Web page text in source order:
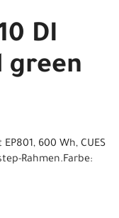
DI
green
600 Wh, CUES
Rahmen.Farbe: